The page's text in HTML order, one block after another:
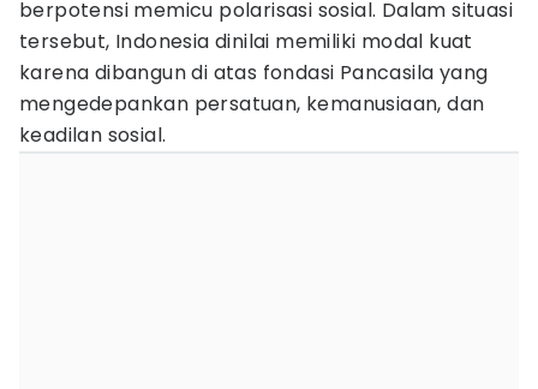
berpotensi memicu polarisasi sosial. Dalam situasi
tersebut, Indonesia dinilai memiliki modal kuat
karena dibangun di atas fondasi Pancasila yang
mengedepankan persatuan, kemanusiaan, dan
keadilan sosial.